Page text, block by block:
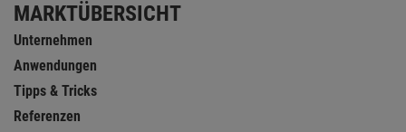
MARKTÜBERSICHT
Unternehmen
Anwendungen
Tipps & Tricks
Referenzen